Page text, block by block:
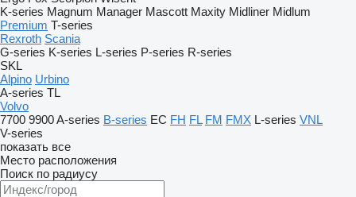
K-series Magnum Manager Mascott Maxity Midliner Midlum
Premium T-series
Rexroth Scania
G-series K-series L-series P-series R-series
SKL
Alpino Urbino
A-series TL
Volvo
7700 9900A-series B-series EC FH FL FM FMX L-series VNL
V-series
показать все
Место расположения
Поиск по радиусу